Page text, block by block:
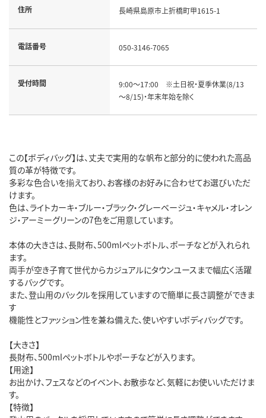
住所 長崎県島原市上折橋町甲1615-1
電話番号 050-3146-7065
受付時間
9:00～17:00　※土日祝・夏季休業(8/13
～8/15)・年末年始を除く
この【ボディバッグ】は、丈夫で実用的な帆布と部分的に使われた高品
質の革が特徴です。
多彩な色合いを揃えており、お客様のお好みに合わせてお選びいただ
けます。
色は、ライトカーキ・ブルー・ブラック・グレーベージュ・キャメル・オレン
ジ・アーミーグリーンの7色をご用意しています。
本体の大きさは、長財布、500mlペットボトル、ポーチなどが入れられ
ます。
両手が空き子育て世代からカジュアルにタウンユースまで幅広く活躍
するバッグです。
また、登山用のバックルを採用していますので簡単に長さ調整ができま
す
機能性とファッション性を兼ね備えた、使いやすいボディバッグです。
【大きさ】
長財布、500mlペットボトルやポーチなどが入ります。
【用途】
お出かけ、フェスなどのイベント、お散歩など、気軽にお使いいただけま
す。
【特徴】